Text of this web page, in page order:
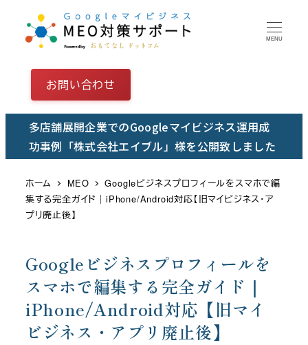
テ
MENU
お問い合わせ
多店舗展開企業でのGoogleマイビジネス運用成
功事例「株式会社エイブル」様を公開致しました
ホーム MEO
Googleビジネスプロフィールをスマホで編
集する完全ガイド｜iPhone/Android対応【旧マイビジネス・ア
プリ廃止後】
Googleビジネスプロフィールを
スマホで編集する完全ガイド｜
iPhone/Android対応【旧マイ
ビジネス・アプリ廃止後】